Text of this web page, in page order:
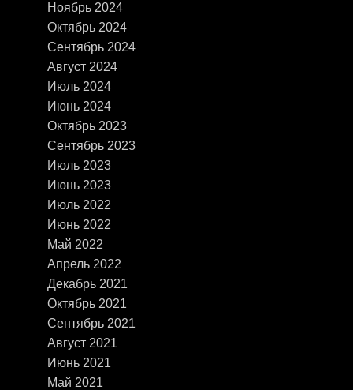
Ноябрь 2024
Октябрь 2024
Сентябрь 2024
Август 2024
Июль 2024
Июнь 2024
Октябрь 2023
Сентябрь 2023
Июль 2023
Июнь 2023
Июль 2022
Июнь 2022
Май 2022
Апрель 2022
Декабрь 2021
Октябрь 2021
Сентябрь 2021
Август 2021
Июнь 2021
Май 2021